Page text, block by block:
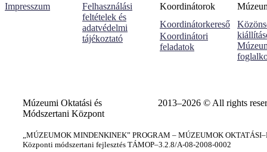
Impresszum
Felhasználási
feltételek és
adatvédelmi
tájékoztató
Koordinátorok
Koordinátorkereső
Koordinátori
feladatok
Múzeumi Oktatási és
Módszertani Központ
2013–2026 © All rights
„MÚZEUMOK MINDENKINEK” PROGRAM – MÚZEUMOK
Központi módszertani fejlesztés TÁMOP–3.2.8/A-08-2008-0002